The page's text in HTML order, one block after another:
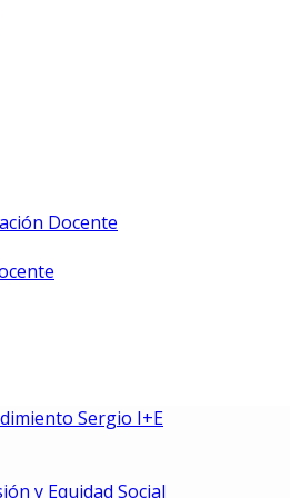
y Economía de Datos
Integral y Negocios Globales
en Teatro Musical
en Innovación y Negocios
Docente
Sergio I+E
y Equidad Social